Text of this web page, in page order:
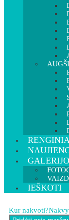
IEŠKOTI
Kur nakvoti?